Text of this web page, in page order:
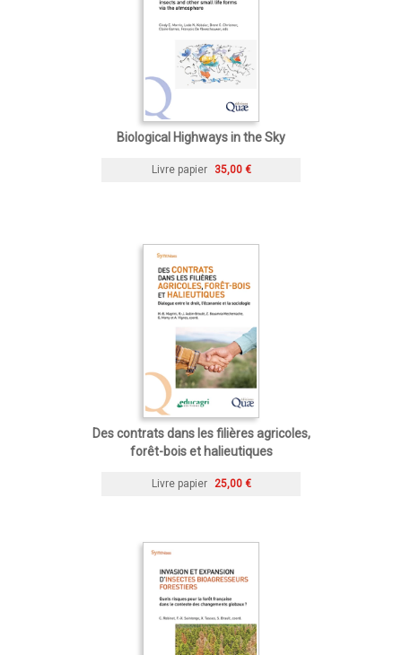
Biological Highways in the Sky
Livre papier 35,00 €
Des contrats dans les filières agricoles,
forêt-bois et halieutiques
Livre papier 25,00 €